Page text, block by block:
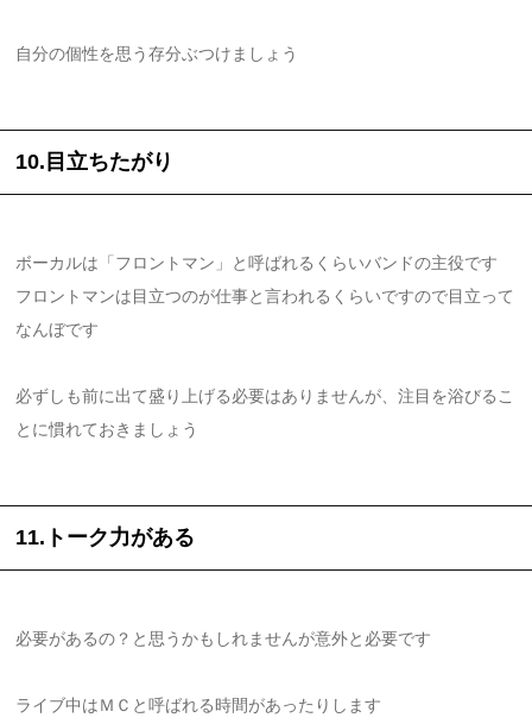
自分の個性を思う存分ぶつけましょう
10.目立ちたがり
ボーカルは「フロントマン」と呼ばれるくらいバンドの主役です
フロントマンは目立つのが仕事と言われるくらいですので目立って
なんぼです
必ずしも前に出て盛り上げる必要はありませんが、注目を浴びるこ
とに慣れておきましょう
11.トーク力がある
必要があるの？と思うかもしれませんが意外と必要です
ライブ中はＭＣと呼ばれる時間があったりします